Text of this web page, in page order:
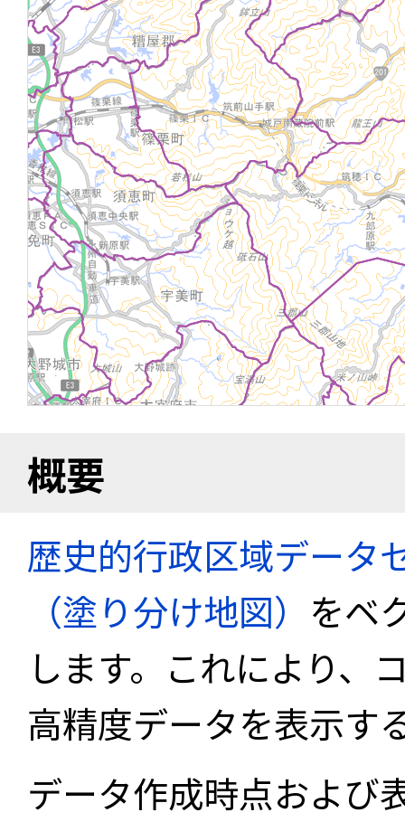
概要
歴史的行政区域データ
（塗り分け地図） をベ
します。これにより、
高精度データを表示す
データ作成時点および